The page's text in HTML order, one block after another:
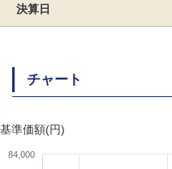
決算日
チャート
基準価額(円)
84,000